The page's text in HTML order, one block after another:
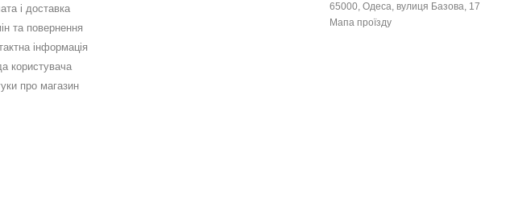
і доставка
та повернення
інформація
користувача
про магазин
65000, Одеса, вулиця Базова, 17
Мапа проїзду